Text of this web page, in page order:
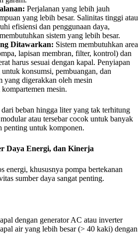
Perjalanan yang lebih jauh
yang lebih besar. Salinitas tinggi atau
efisiensi dan penggunaan daya,
sistem yang lebih besar.
Ditawarkan: Sistem membutuhkan area
lapisan membran, filter, kontrol) dan
harus sesuai dengan kapal. Penyiapan
konsumsi, pembuangan, dan
yang digerakkan oleh mesin
mesin.
beban hingga liter yang tak terhitung
atau tersebar cocok untuk banyak
penting untuk komponen.
Daya Energi, dan Kinerja
energi, khususnya pompa bertekanan
sumber daya sangat penting.
dengan generator AC atau inverter
air yang lebih besar (> 40 kaki) dengan